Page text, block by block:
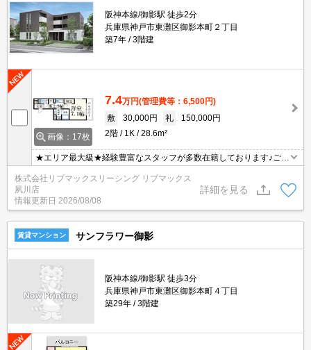
阪神本線/御影駅 徒歩2分
兵庫県神戸市東灘区御影本町２丁目
築7年
3階建
画像：17枚
7.4万円(管理費等：6,500円)
敷
30,000円 礼
150,000円
2階
1K 28.6m²
★エリア最大級★経験豊富なスタッフが多数在籍しております♪ご要
望がありましたらお申し付けください！初期費用クレジット支払可
能！オンライン内覧・オンライン契約等弊社に一度も来店せずとも
問題ありません♪弊社ではネットに掲載されている物件も全てご紹介
可能になりますので気になる物件は全て申し付けください★
株式会社リブマックスリーシング リブマックス
夙川店
情報更新日 2026/08/08
詳細を見る
賃貸マンション サンフラワー御影
阪神本線/御影駅 徒歩3分
兵庫県神戸市東灘区御影本町４丁目
築29年
3階建